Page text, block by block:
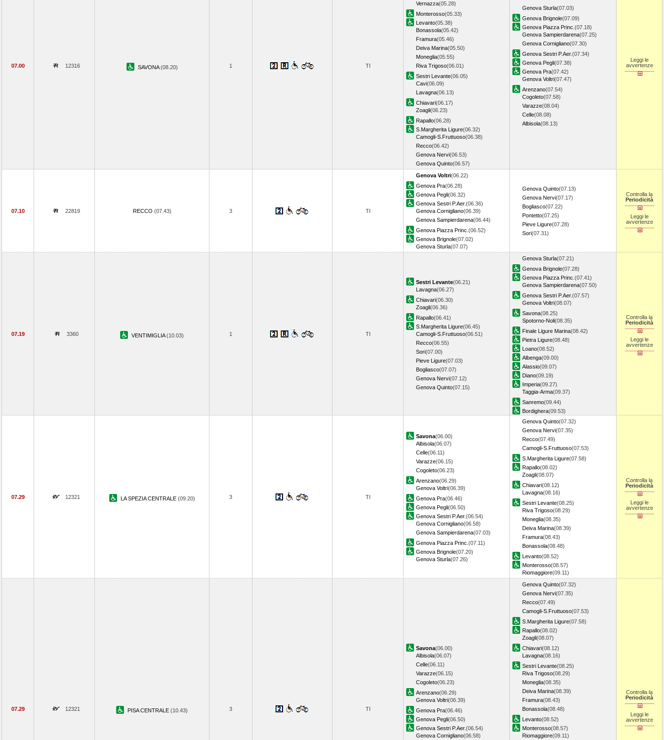
07.00 12316 SAVONA(08.20) 1 TI
Vernazza(05.28)
Monterosso(05.33)
Levanto(05.38)
Bonassola(05.42)
Framura(05.46)
Deiva Marina(05.50)
Moneglia(05.55)
Riva Trigoso(06.01)
Sestri Levante(06.05)
Cavi(06.09)
Lavagna(06.13)
Chiavari(06.17)
Zoagli(06.23)
Rapallo(06.28)
S.Margherita Ligure(06.32)
Camogli-S.Fruttuoso(06.38)
Recco(06.42)
Genova Nervi(06.53)
Genova Quinto(06.57)
Genova Sturla(07.03)
Genova Brignole(07.09)
Genova Piazza Princ. (07.18)
Genova Sampierdarena(07.25)
Genova Cornigliano(07.30)
Genova Sestri P.Aer.(07.34)
Genova Pegli(07.38)
Genova Pra(07.42)
Genova Voltri(07.47)
Arenzano(07.54)
Cogoleto(07.58)
Varazze(08.04)
Celle(08.08)
Albisola(08.13)
Leggi le
avvertenze
07.10 22819 RECCO (07.43) 3 TI
Genova Voltri(06.22)
Genova Pra(06.28)
Genova Pegli(06.32)
Genova Sestri P.Aer.(06.36)
Genova Cornigliano(06.39)
Genova Sampierdarena(06.44)
Genova Piazza Princ. (06.52)
Genova Brignole(07.02)
Genova Sturla(07.07)
Genova Quinto(07.13)
Genova Nervi(07.17)
Bogliasco(07.22)
Pontetto(07.25)
Pieve Ligure(07.28)
Sori(07.31)
Controlla la
Periodicità
Leggi le
avvertenze
07.19 3360 VENTIMIGLIA(10.03) 1 TI
Sestri Levante(06.21)
Lavagna(06.27)
Chiavari(06.30)
Zoagli(06.36)
Rapallo(06.41)
S.Margherita Ligure(06.45)
Camogli-S.Fruttuoso(06.51)
Recco(06.55)
Sori(07.00)
Pieve Ligure(07.03)
Bogliasco(07.07)
Genova Nervi(07.12)
Genova Quinto(07.15)
Genova Sturla(07.21)
Genova Brignole(07.28)
Genova Piazza Princ. (07.41)
Genova Sampierdarena(07.50)
Genova Sestri P.Aer.(07.57)
Genova Voltri(08.07)
Savona(08.25)
Spotorno-Noli(08.35)
Finale Ligure Marina(08.42)
Pietra Ligure(08.48)
Loano(08.52)
Albenga(09.00)
Alassio(09.07)
Diano(09.19)
Imperia(09.27)
Taggia-Arma(09.37)
Sanremo(09.44)
Bordighera(09.53)
Controlla la
Periodicità
Leggi le
avvertenze
07.29 12321 LA SPEZIA CENTRALE (09.20) 3 TI
Savona(06.00)
Albisola(06.07)
Celle(06.11)
Varazze(06.15)
Cogoleto(06.23)
Arenzano(06.29)
Genova Voltri(06.39)
Genova Pra(06.46)
Genova Pegli(06.50)
Genova Sestri P.Aer.(06.54)
Genova Cornigliano(06.58)
Genova Sampierdarena(07.03)
Genova Piazza Princ. (07.11)
Genova Brignole(07.20)
Genova Sturla(07.26)
Genova Quinto(07.32)
Genova Nervi(07.35)
Recco(07.49)
Camogli-S.Fruttuoso(07.53)
S.Margherita Ligure(07.58)
Rapallo(08.02)
Zoagli(08.07)
Chiavari(08.12)
Lavagna(08.16)
Sestri Levante(08.25)
Riva Trigoso(08.29)
Moneglia(08.35)
Deiva Marina(08.39)
Framura(08.43)
Bonassola(08.48)
Levanto(08.52)
Monterosso(08.57)
Riomaggiore(09.11)
Controlla la
Periodicità
Leggi le
avvertenze
07.29 12321 PISA CENTRALE (10.43) 3 TI
Savona(06.00)
Albisola(06.07)
Celle(06.11)
Varazze(06.15)
Cogoleto(06.23)
Arenzano(06.29)
Genova Voltri(06.39)
Genova Pra(06.46)
Genova Pegli(06.50)
Genova Sestri P.Aer.(06.54)
Genova Cornigliano(06.58)
Genova Quinto(07.32)
Genova Nervi(07.35)
Recco(07.49)
Camogli-S.Fruttuoso(07.53)
S.Margherita Ligure(07.58)
Rapallo(08.02)
Zoagli(08.07)
Chiavari(08.12)
Lavagna(08.16)
Sestri Levante(08.25)
Riva Trigoso(08.29)
Moneglia(08.35)
Deiva Marina(08.39)
Framura(08.43)
Bonassola(08.48)
Levanto(08.52)
Monterosso(08.57)
Riomaggiore(09.11)
Controlla la
Periodicità
Leggi le
avvertenze